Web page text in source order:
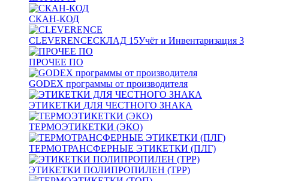
СКАН-КОД
CLEVERENCEСКЛАД 15Учёт и Инвентаризация 3
ПРОЧЕЕ ПО
GODEX программы от производителя
ЭТИКЕТКИ ДЛЯ ЧЕСТНОГО ЗНАКА
ТЕРМОЭТИКЕТКИ (ЭКО)
ТЕРМОТРАНСФЕРНЫЕ ЭТИКЕТКИ (ПЛГ)
ЭТИКЕТКИ ПОЛИПРОПИЛЕН (TPP)